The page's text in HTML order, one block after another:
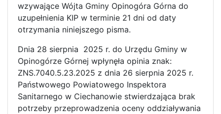
wzywające Wójta Gminy Opinogóra Górna do
uzupełnienia KIP w terminie 21 dni od daty
otrzymania niniejszego pisma.
Dnia 28 sierpnia 2025 r. do Urzędu Gminy w
Opinogórze Górnej wpłynęła opinia znak:
ZNS.7040.5.23.2025 z dnia 26 sierpnia 2025 r.
Państwowego Powiatowego Inspektora
Sanitarnego w Ciechanowie stwierdzająca brak
potrzeby przeprowadzenia oceny oddziaływania